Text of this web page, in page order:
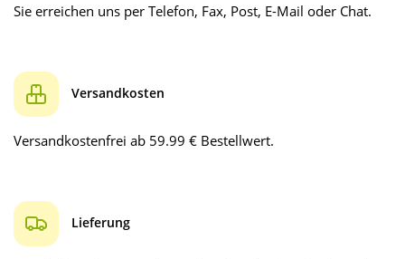
Sie erreichen uns per Telefon, Fax, Post, E-Mail oder Chat.
Versandkosten
Versandkostenfrei ab 59.99 € Bestellwert.
Lieferung